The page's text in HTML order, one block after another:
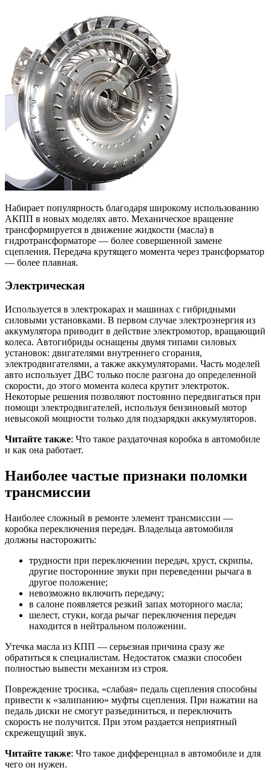
Набирает популярность благодаря широкому использованию
АКПП в новых моделях авто. Механическое вращение
трансформируется в движение жидкости (масла) в
гидротрансформаторе — более совершенной замене
сцепления. Передача крутящего момента через трансформатор
— более плавная.
Электрическая
Используется в электрокарах и машинах с гибридными
силовыми установками. В первом случае электроэнергия из
аккумулятора приводит в действие электромотор, вращающий
колеса. Автогибриды оснащены двумя типами силовых
установок: двигателями внутреннего сгорания,
электродвигателями, а также аккумуляторами. Часть моделей
авто использует ДВС только после разгона до определенной
скорости, до этого момента колеса крутит электроток.
Некоторые решения позволяют постоянно передвигаться при
помощи электродвигателей, используя бензиновый мотор
невысокой мощности только для подзарядки аккумуляторов.
Читайте также: Что такое раздаточная коробка в автомобиле
и как она работает.
Наиболее частые признаки поломки
трансмиссии
Наиболее сложный в ремонте элемент трансмиссии —
коробка переключения передач. Владельца автомобиля
должны насторожить:
трудности при переключении передач, хруст, скрипы,
другие посторонние звуки при переведении рычага в
другое положение;
невозможно включить передачу;
в салоне появляется резкий запах моторного масла;
шелест, стуки, когда рычаг переключения передач
находится в нейтральном положении.
Утечка масла из КПП — серьезная причина сразу же
обратиться к специалистам. Недостаток смазки способен
полностью вывести механизм из строя.
Повреждение тросика, «слабая» педаль сцепления способны
привести к «залипанию» муфты сцепления. При нажатии на
педаль диски не смогут разъединиться, и переключить
скорость не получится. При этом раздается неприятный
скрежещущий звук.
Читайте также: Что такое дифференциал в автомобиле и для
чего он нужен.